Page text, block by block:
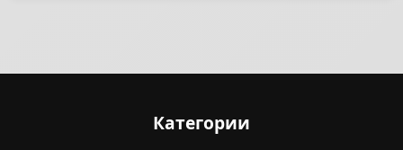
Категории